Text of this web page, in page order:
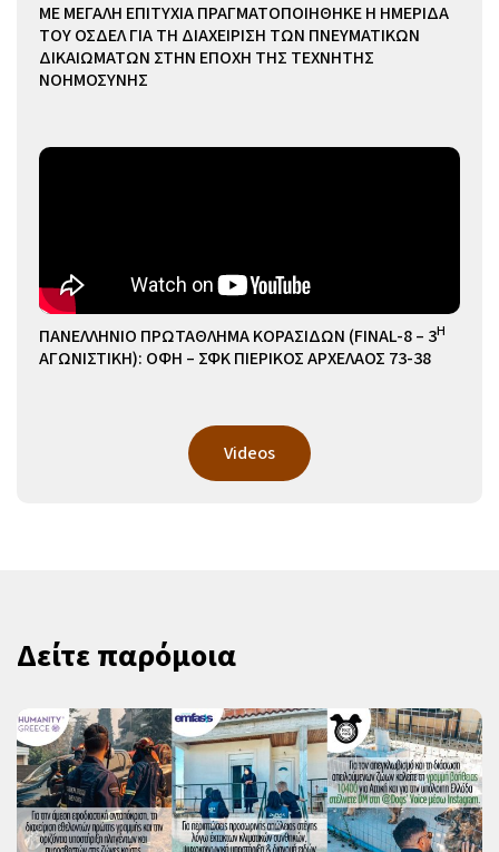
ΜΕ ΜΕΓΑΛΗ ΕΠΙΤΥΧΙΑ ΠΡΑΓΜΑΤΟΠΟΙΗΘΗΚΕ Η ΗΜΕΡΙΔΑ
ΤΟΥ ΟΣΔΕΛ ΓΙΑ ΤΗ ΔΙΑΧΕΙΡΙΣΗ ΤΩΝ ΠΝΕΥΜΑΤΙΚΩΝ
ΔΙΚΑΙΩΜΑΤΩΝ ΣΤΗΝ ΕΠΟΧΗ ΤΗΣ ΤΕΧΝΗΤΗΣ
ΝΟΗΜΟΣΥΝΗΣ
ΠΑΝΕΛΛΗΝΙΟ ΠΡΩΤΑΘΛΗΜΑ ΚΟΡΑΣΙΔΩΝ (FINAL-8 – 3Η
ΑΓΩΝΙΣΤΙΚΗ): ΟΦΗ – ΣΦΚ ΠΙΕΡΙΚΟΣ ΑΡΧΕΛΑΟΣ 73-38
Videos
Δείτε παρόμοια